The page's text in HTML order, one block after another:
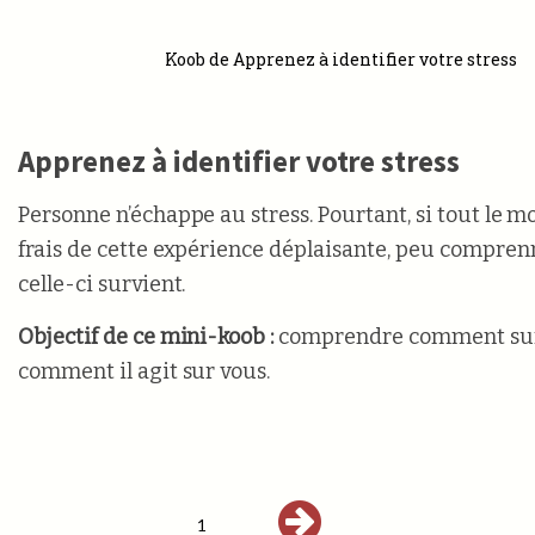
Koob de Apprenez à identifier votre stress
Apprenez à identifier votre stress
Personne n’échappe au stress. Pourtant, si tout le
frais de cette expérience déplaisante, peu
celle-ci survient.
Objectif de ce mini-koob :comprendre comment
comment il agit sur vous.
1